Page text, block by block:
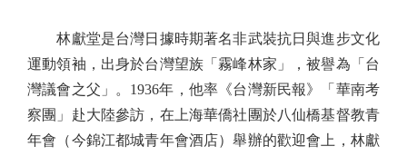
林獻堂是台灣日據時期著名非武裝抗日與進步文化
運動領袖，出身於台灣望族「霧峰林家」，被譽為「台
灣議會之父」。1936年，他率《台灣新民報》「華南考
察團」赴大陸參訪，在上海華僑社團於八仙橋基督教青
年會（今錦江都城青年會酒店）舉辦的歡迎會上，林獻